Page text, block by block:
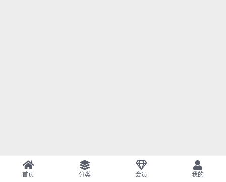
首页 分类 会员 我的